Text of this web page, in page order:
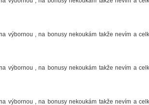
výbornou , na bonusy nekoukám takže nevím a
výbornou , na bonusy nekoukám takže nevím a
výbornou , na bonusy nekoukám takže nevím a